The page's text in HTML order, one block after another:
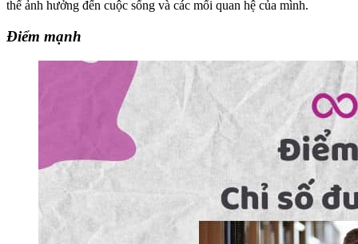
thể ảnh hưởng đến cuộc sống và các mối quan hệ của mình.
Điểm mạnh